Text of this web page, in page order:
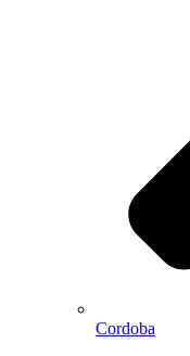
Cordoba